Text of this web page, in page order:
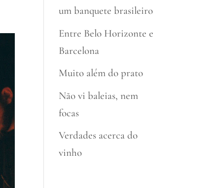
um banquete brasileiro
Entre Belo Horizonte e
Barcelona
Muito além do prato
Não vi baleias, nem
focas
Verdades acerca do
vinho